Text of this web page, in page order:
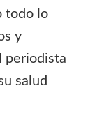
todo lo
y
periodista
salud